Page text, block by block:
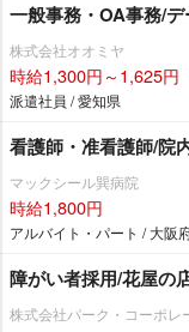
一般事務・OA事務/
株式会社オオミヤ
時給1,300円～1,625円
派遣社員 / 愛知県
看護師・准看護師/院
マックシール巽病院
時給1,800円
アルバイト・パート / 大阪
障がい者採用/花屋の
株式会社パーク・コーポレ